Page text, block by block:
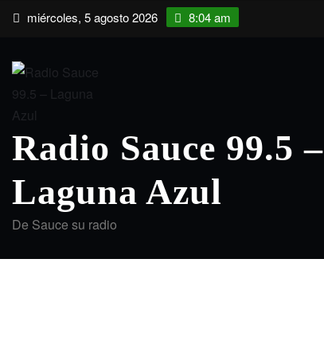
Saltar miércoles, 5 agosto 2026 8:04 am
Radio Sauce 99.5 –
Laguna Azul
De Sauce su radio